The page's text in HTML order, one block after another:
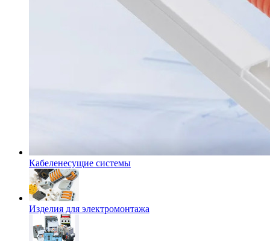
Кабеленесущие системы
Изделия для электромонтажа